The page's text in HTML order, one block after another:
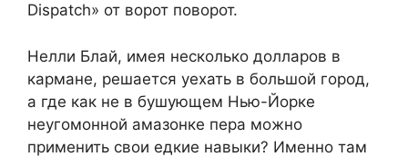
Dispatch» от ворот поворот.
Нелли Блай, имея несколько долларов в
кармане, решается уехать в большой город,
а где как не в бушующем Нью-Йорке
неугомонной амазонке пера можно
применить свои едкие навыки? Именно там